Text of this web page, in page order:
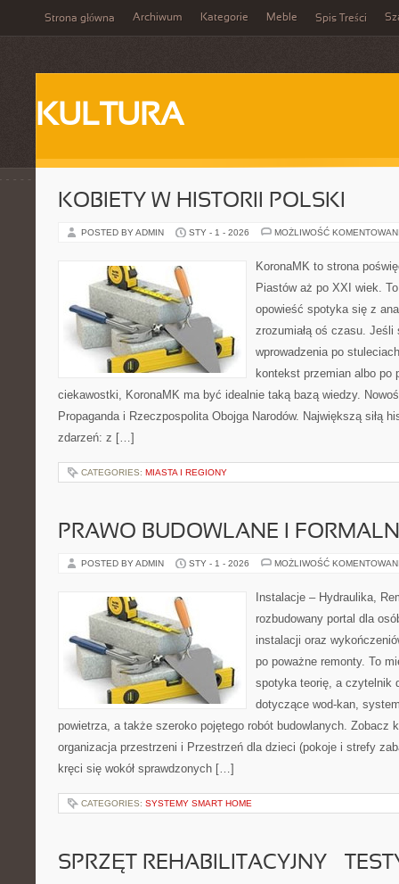
Strona główna Archiwum Kategorie Meble Spis Treści
KULTURA
KOBIETY W HISTORII POLSKI
POSTED BY ADMIN STY - 1 - 2026 MOŻLIWOŚĆ
KoronaMK to strona
Piastów aż po XXI wiek.
opowieść spotyka się z
zrozumiałą oś czasu.
wprowadzenia po
kontekst przemian albo po
ciekawostki, KoronaMK ma być idealnie taką bazą wiedzy.
Propaganda i Rzeczpospolita Obojga Narodów. Największą siłą
zdarzeń: z […]
CATEGORIES: MIASTA I REGIONY
PRAWO BUDOWLANE I
POSTED BY ADMIN STY - 1 - 2026 MOŻLIWOŚĆ
Instalacje – Hydraulika,
rozbudowany portal dla
instalacji oraz
po poważne remonty. To
spotyka teorię, a czytelnik
dotyczące wod-kan,
powietrza, a także szeroko pojętego robót budowlanych. Zobacz
organizacja przestrzeni i Przestrzeń dla dzieci (pokoje i strefy
kręci się wokół sprawdzonych […]
CATEGORIES: SYSTEMY SMART HOME
SPRZĘT REHABILITACYJNY –